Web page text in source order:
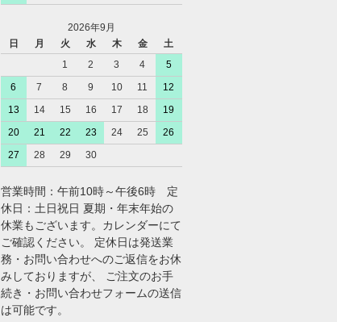
2026年9月
日
月 火 水 木 金
土
1
2 3 4
5
6
7 8 9 10 11
12
13
14 15 16 17 18
19
20
21 22 23 24 25
26
27
28 29 30
営業時間：午前10時～午後6時 定
休日：土日祝日 夏期・年末年始の
休業もございます。カレンダーにて
ご確認ください。 定休日は発送業
務・お問い合わせへのご返信をお休
みしておりますが、 ご注文のお手
続き・お問い合わせフォームの送信
は可能です。